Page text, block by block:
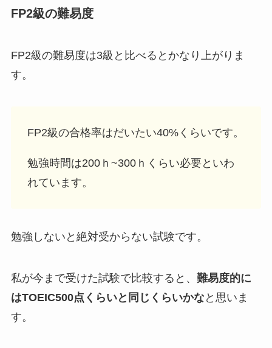
FP2級の難易度
FP2級の難易度は3級と比べるとかなり上がりま
す。
FP2級の合格率はだいたい40%くらいです。
勉強時間は200ｈ~300ｈ くらい必要といわ
れています。
勉強しないと絶対受からない試験です。
私が今まで受けた試験で比較すると、 難易度的に
はTOEIC500点くらいと同じくらいかなと思いま
す。